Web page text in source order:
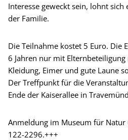
Interesse geweckt sein, lohnt
der Familie.
Die Teilnahme kostet 5 Euro. Die
6 Jahren nur mit
Kleidung, Eimer und gute Laune
Der Treffpunkt für die
Ende der Kaiserallee in
Anmeldung im Museum für
122-2296.+++